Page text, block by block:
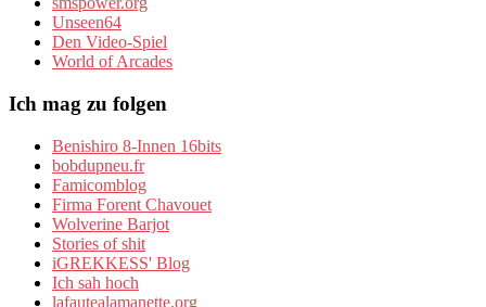
Unseen64
Den Video-Spiel
World of Arcades
Ich mag zu folgen
Benishiro 8-Innen 16bits
bobdupneu.fr
Famicomblog
Firma Forent Chavouet
Wolverine Barjot
Stories of shit
iGREKKESS' Blog
Ich sah hoch
lafautealamanette.org